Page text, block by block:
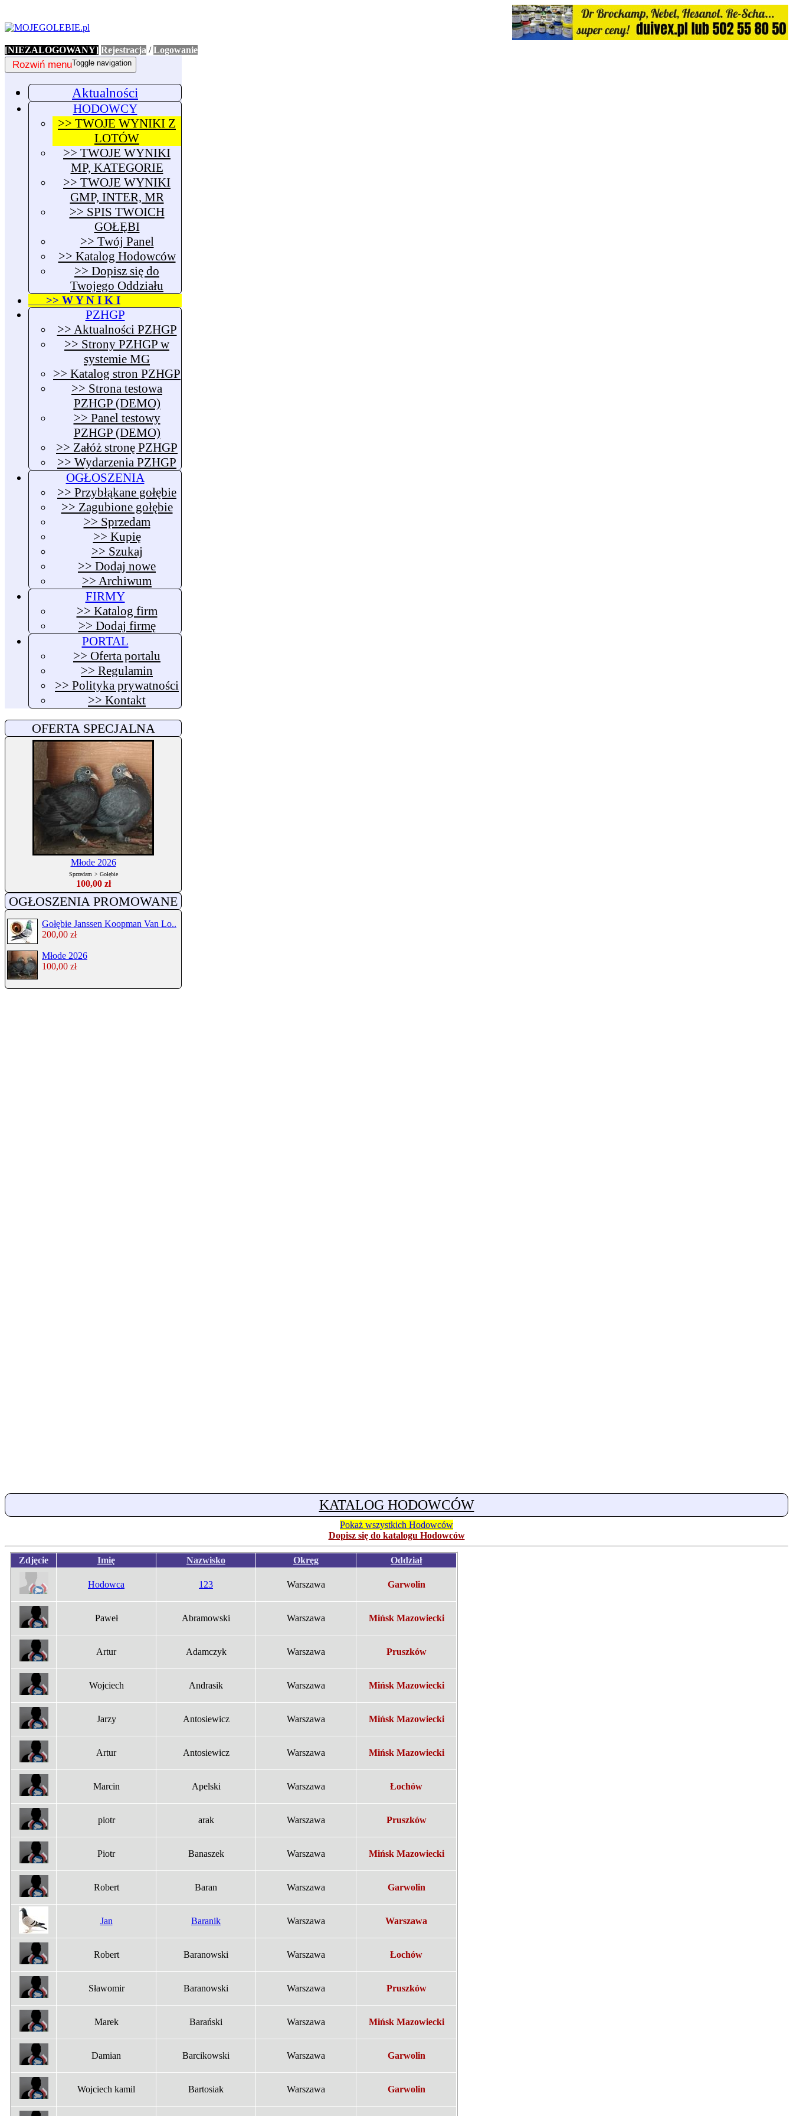
[NIEZALOGOWANY] Rejestracja /Logowanie
Toggle navigation
Rozwiń menu
Aktualności
HODOWCY
>> TWOJE WYNIKI Z
LOTÓW
>> TWOJE WYNIKI
MP, KATEGORIE
>> TWOJE WYNIKI
GMP, INTER, MR
>> SPIS TWOICH
GOŁĘBI
>> Twój Panel
>> Katalog Hodowców
>> Dopisz się do
Twojego Oddziału
>> W Y N I K I
PZHGP
>> Aktualności PZHGP
>> Strony PZHGP w
systemie MG
>> Katalog stron PZHGP
>> Strona testowa
PZHGP (DEMO)
>> Panel testowy
PZHGP (DEMO)
>> Załóż stronę PZHGP
>> Wydarzenia PZHGP
OGŁOSZENIA
>> Przybłąkane gołębie
>> Zagubione gołębie
>> Sprzedam
>> Kupię
>> Szukaj
>> Dodaj nowe
>> Archiwum
FIRMY
>> Katalog firm
>> Dodaj firmę
PORTAL
>> Oferta portalu
>> Regulamin
>> Polityka prywatności
>> Kontakt
OFERTA SPECJALNA
Młode 2026
Sprzedam > Gołębie
100,00 zł
OGŁOSZENIA PROMOWANE
Gołębie Janssen Koopman Van Lo..
200,00 zł
Młode 2026
100,00 zł
KATALOG HODOWCÓW
Pokaż wszystkich Hodowców
Dopisz się do katalogu Hodowców
Zdjęcie Imię Nazwisko Okręg Oddział
Hodowca 123 Warszawa Garwolin
Paweł Abramowski Warszawa Mińsk Mazowiecki
Artur Adamczyk Warszawa Pruszków
Wojciech Andrasik Warszawa Mińsk Mazowiecki
Jarzy Antosiewicz Warszawa Mińsk Mazowiecki
Artur Antosiewicz Warszawa Mińsk Mazowiecki
Marcin Apelski Warszawa Łochów
piotr arak Warszawa Pruszków
Piotr Banaszek Warszawa Mińsk Mazowiecki
Robert Baran Warszawa Garwolin
Jan Baranik Warszawa Warszawa
Robert Baranowski Warszawa Łochów
Sławomir Baranowski Warszawa Pruszków
Marek Barański Warszawa Mińsk Mazowiecki
Damian Barcikowski Warszawa Garwolin
Wojciech kamil Bartosiak Warszawa Garwolin